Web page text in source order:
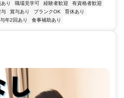
り 職場見学可 経験者歓迎
有資格者歓迎
与 賞与あり ブランクOK
育休あり
年2回あり 食事補助あり